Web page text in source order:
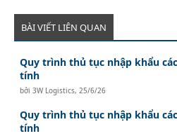
BÀI VIẾT LIÊN QUAN
Quy trình thủ tục nhập khẩu
tính
bởi3W Logistics, 25/6/26
Quy trình thủ tục nhập khẩu
tính